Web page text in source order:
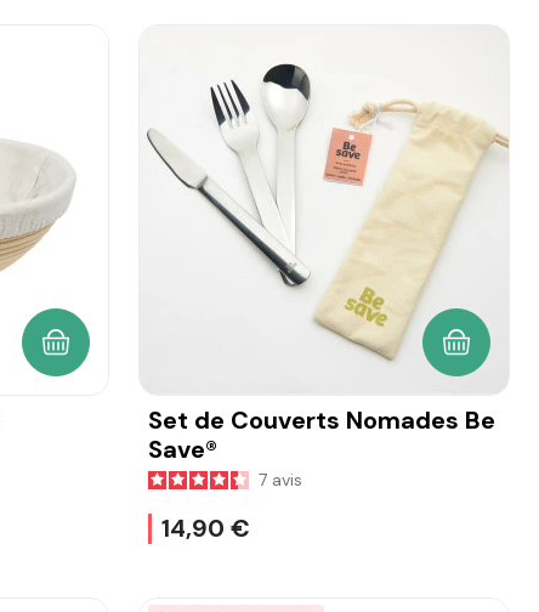
AJOUTER AU PANIER
Set de Couverts Nomades Be
Save®
7 avis
14,90 €